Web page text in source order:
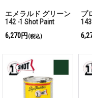
エメラルド グリーン
142 -1 Shot Paint
6,270円 (税込)
プ